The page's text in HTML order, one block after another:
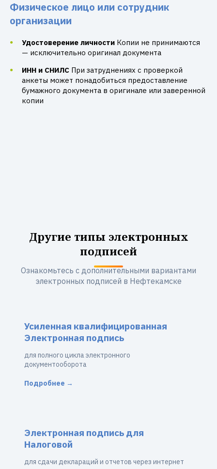
Физическое лицо или сотрудник
организации
Удостоверение личности Копии не принимаются
— исключительно оригинал документа
ИНН и СНИЛС При затруднениях с проверкой
анкеты может понадобиться предоставление
бумажного документа в оригинале или заверенной
копии
Другие типы электронных
подписей
Ознакомьтесь с дополнительными вариантами
электронных подписей в Нефтекамске
Усиленная квалифицированная
Электронная подпись
для полного цикла электронного
документооборота
Подробнее →
Электронная подпись для
Налоговой
для сдачи деклараций и отчетов через интернет